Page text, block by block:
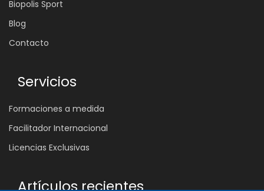
Biopolis Sport
Blog
Contacto
Servicios
Formaciones a medida
Facilitador Internacional
Licencias Exclusivas
Artículos recientes